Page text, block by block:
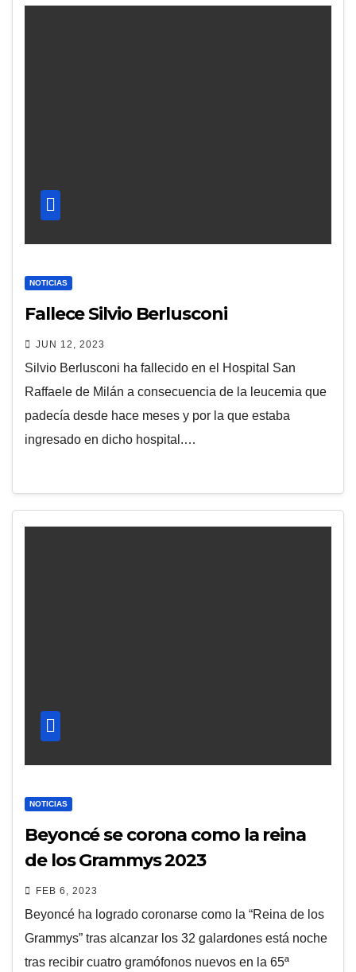
NOTICIAS
Fallece Silvio Berlusconi
JUN 12, 2023
Silvio Berlusconi ha fallecido en el Hospital San
Raffaele de Milán a consecuencia de la leucemia que
padecía desde hace meses y por la que estaba
ingresado en dicho hospital.…
NOTICIAS
Beyoncé se corona como la reina
de los Grammys 2023
FEB 6, 2023
Beyoncé ha logrado coronarse como la “Reina de los
Grammys” tras alcanzar los 32 galardones está noche
tras recibir cuatro gramófonos nuevos en la 65ª